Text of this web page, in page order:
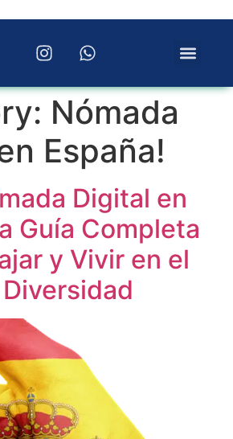
Nómada
España!
Digital en
Guía Completa
y Vivir en el